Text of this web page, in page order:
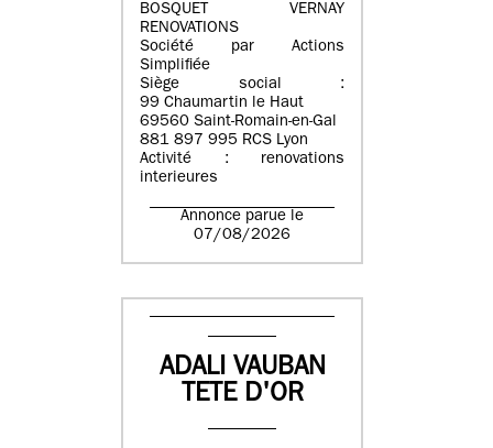
BOSQUET VERNAY
RENOVATIONS
Société par Actions
Simplifiée
Siège social :
99 Chaumartin le Haut
69560 Saint-Romain-en-Gal
881 897 995 RCS Lyon
Activité : renovations
interieures
Annonce parue le
07/08/2026
ADALI VAUBAN
TETE D'OR